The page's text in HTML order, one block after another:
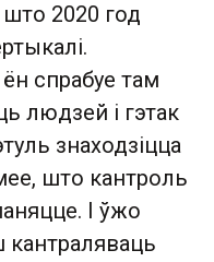
2020 год
спрабуе там
людзей і гэтак
знаходзіцца
што кантроль
І ўжо